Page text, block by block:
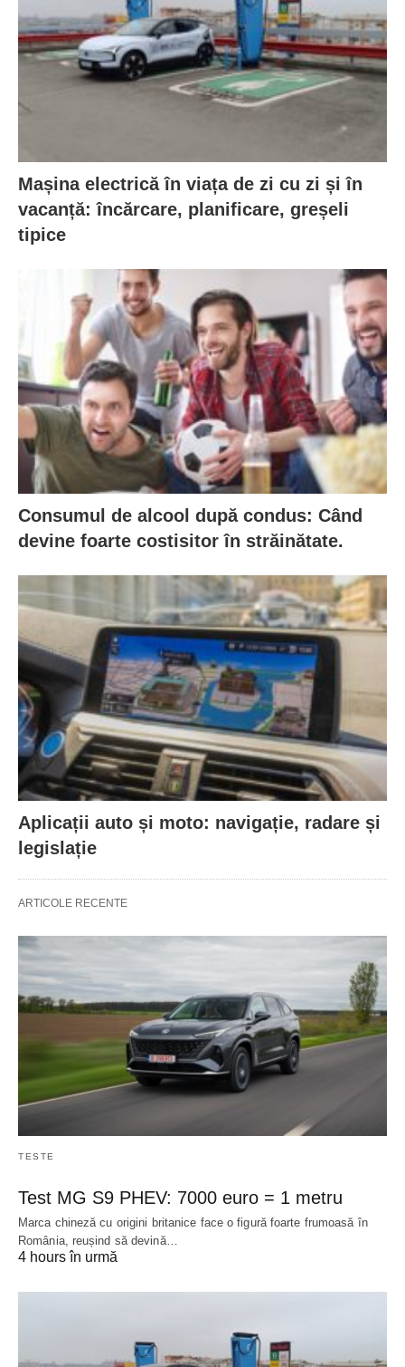
Mașina electrică în viața de zi cu zi și în
vacanță: încărcare, planificare, greșeli
tipice
Consumul de alcool după condus: Când
devine foarte costisitor în străinătate.
Aplicații auto și moto: navigație, radare și
legislație
ARTICOLE RECENTE
TESTE
Test MG S9 PHEV: 7000 euro = 1 metru
Marca chineză cu origini britanice face o figură foarte frumoasă în
România, reușind să devină…
4 hours în urmă